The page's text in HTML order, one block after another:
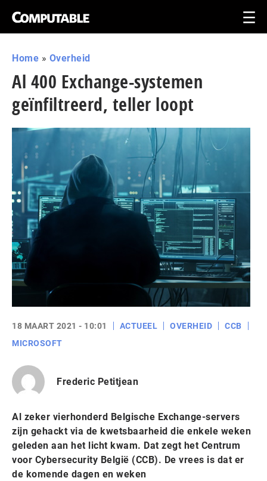
Home » Overheid
Al 400 Exchange-systemen
geïnfiltreerd, teller loopt
18 MAART 2021 - 10:01 ACTUEEL OVERHEID
CCB
MICROSOFT
Frederic Petitjean
Al zeker vierhonderd Belgische Exchange-servers
zijn gehackt via de kwetsbaarheid die enkele weken
geleden aan het licht kwam. Dat zegt het Centrum
voor Cybersecurity België (CCB). De vrees is dat er
de komende dagen en weken